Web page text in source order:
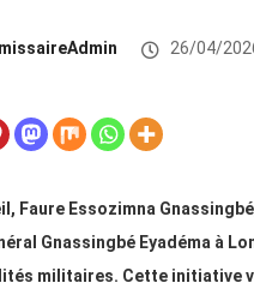
26/04/
Faure Essozimna
Gnassingbé Eyadéma à
militaires. Cette initiative